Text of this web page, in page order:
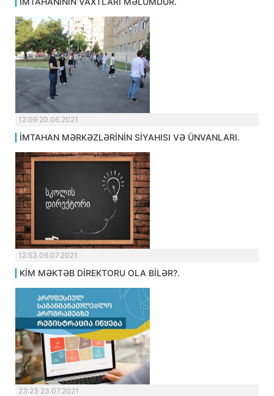
12:09 20.06.2021
İMTAHAN MƏRKƏZLƏRİNİN SİYAHISI VƏ ÜNVANLARI.
12:53 06.07.2021
KİM MƏKTƏB DİREKTORU OLA BİLƏR?.
23:23 23.07.2021